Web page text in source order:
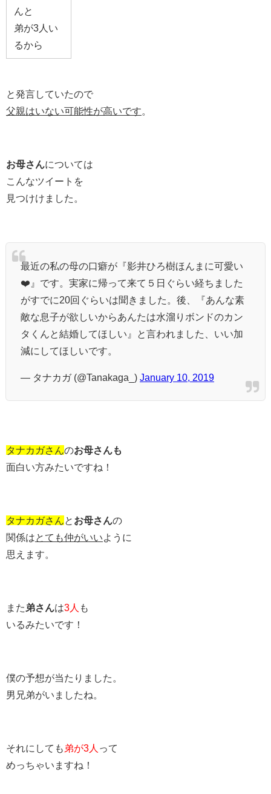
んと
弟が3人い
るから
と発言していたので
父親はいない可能性が高いです
お母さんについては
こんなツイートを
見つけけました。
最近の私の母の口癖が『影井ひろ樹ほんまに可愛い
❤️』です。実家に帰って来て５日ぐらい経ちました
がすでに20回ぐらいは聞きました。後、『あんな素
敵な息子が欲しいからあんたは水溜りボンドのカン
タくんと結婚してほしい』と言われました、いい加
減にしてほしいです。
— タナカガ (@Tanakaga_) January 10, 2019
タナカガさん のお母さんも
面白い方みたいですね！
タナカガさん と お母さんの
関係は とても仲がいい ように
思えます。
また 弟さんは3人 も
いるみたいです！
僕の予想が当たりました。
男兄弟がいましたね。
それにしても 弟が3人 って
めっちゃいますね！